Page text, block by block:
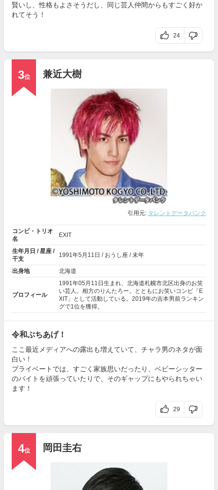
賢いし、性格もよさそうだし、同じ芸人仲間からもすごく好か
れてそう！
24
3位 兼近大樹
引用元: タレントデータバンク
コンビ・トリオ
名
EXIT
生年月日 / 星座 /
干支
1991年5月11日 / おうし座 / 未年
出身地 北海道
プロフィール
1991年05月11日生まれ、北海道札幌市北区出身のお笑
い芸人。相方のりんたろー。とともにお笑いコンビ「E
XIT」として活動している。2019年の吉本男前ランキン
グで1位を獲得。
令和ぶちあげ！
ここ最近メディアへの露出も増えていて、チャラ男のネタが面
白い！
プライベートでは、すごく家族思いだったり、ベビーシッター
のバイトを頑張っていたりで、そのギャップにもやられちゃい
ます！
29
4位 岡田圭右